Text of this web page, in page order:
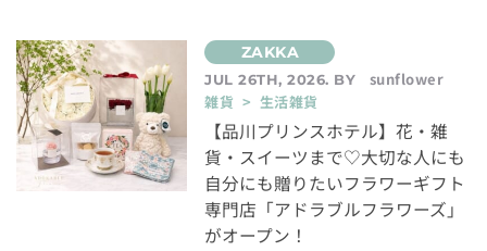
JUL 26TH, 2026. BY
sunflower
雑貨 > 生活雑貨
【品川プリンスホテル】花・雑
貨・スイーツまで♡大切な人にも
自分にも贈りたいフラワーギフト
専門店「アドラブルフラワーズ」
がオープン！